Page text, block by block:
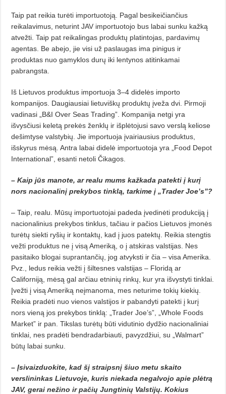
Taip pat reikia turėti importuotoją. Pagal besikeičiančius
reikalavimus, neturint JAV importuotojo bus labai sunku kažką
atvežti. Taip pat reikalingas produktų platintojas, pardavimų
agentas. Be abejo, jie visi už paslaugas ima pinigus ir
produktas nuo gamyklos durų iki lentynos atitinkamai
pabrangsta.
Iš Lietuvos produktus importuoja 3–4 didelės importo
kompanijos. Daugiausiai lietuviškų produktų įveža dvi. Pirmoji
vadinasi „B&I Over Seas Trading”. Kompanija netgi yra
išvysčiusi keletą prekės ženklų ir išplėtojusi savo verslą keliose
dešimtyse valstybių. Jie importuoja įvairiausius produktus,
išskyrus mėsą. Antra labai didelė importuotoja yra „Food Depot
International”, esanti netoli Čikagos.
– Kaip jūs manote, ar realu mums kažkada patekti į kurį
nors nacionalinį prekybos tinklą, tarkime į „Trader Joe’s”?
– Taip, realu. Mūsų importuotojai padeda įvedinėti produkciją į
nacionalinius prekybos tinklus, tačiau ir pačios Lietuvos įmonės
turėtų siekti ryšių ir kontaktų, kad į juos patektų. Reikia stengtis
vežti produktus ne į visą Ameriką, o į atskiras valstijas. Nes
pasitaiko blogai suprantančių, jog atvyksti ir čia – visa Amerika.
Pvz., ledus reikia vežti į šiltesnes valstijas – Floridą ar
Californiją, mėsą gal arčiau etninių rinkų, kur yra išvystyti tinklai.
Įvežti į visą Ameriką neįmanoma, mes neturime tokių kiekių.
Reikia pradėti nuo vienos valstijos ir pabandyti patekti į kurį
nors vieną jos prekybos tinklą: „Trader Joe’s”, „Whole Foods
Market” ir pan. Tikslas turėtų būti vidutinio dydžio nacionaliniai
tinklai, nes pradėti bendradarbiauti, pavyzdžiui, su „Walmart”
būtų labai sunku.
– Įsivaizduokite, kad šį straipsnį šiuo metu skaito
verslininkas Lietuvoje, kuris niekada negalvojo apie plėtrą
JAV, gerai nežino ir pačių Jungtinių Valstijų. Kokius